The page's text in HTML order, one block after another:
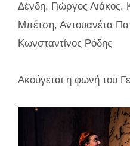
Δένδη, Γιώργος Λιάκος,
Μπέτση, Αντουανέτα
Κωνσταντίνος Ρόδης
Ακούγεται η φωνή του